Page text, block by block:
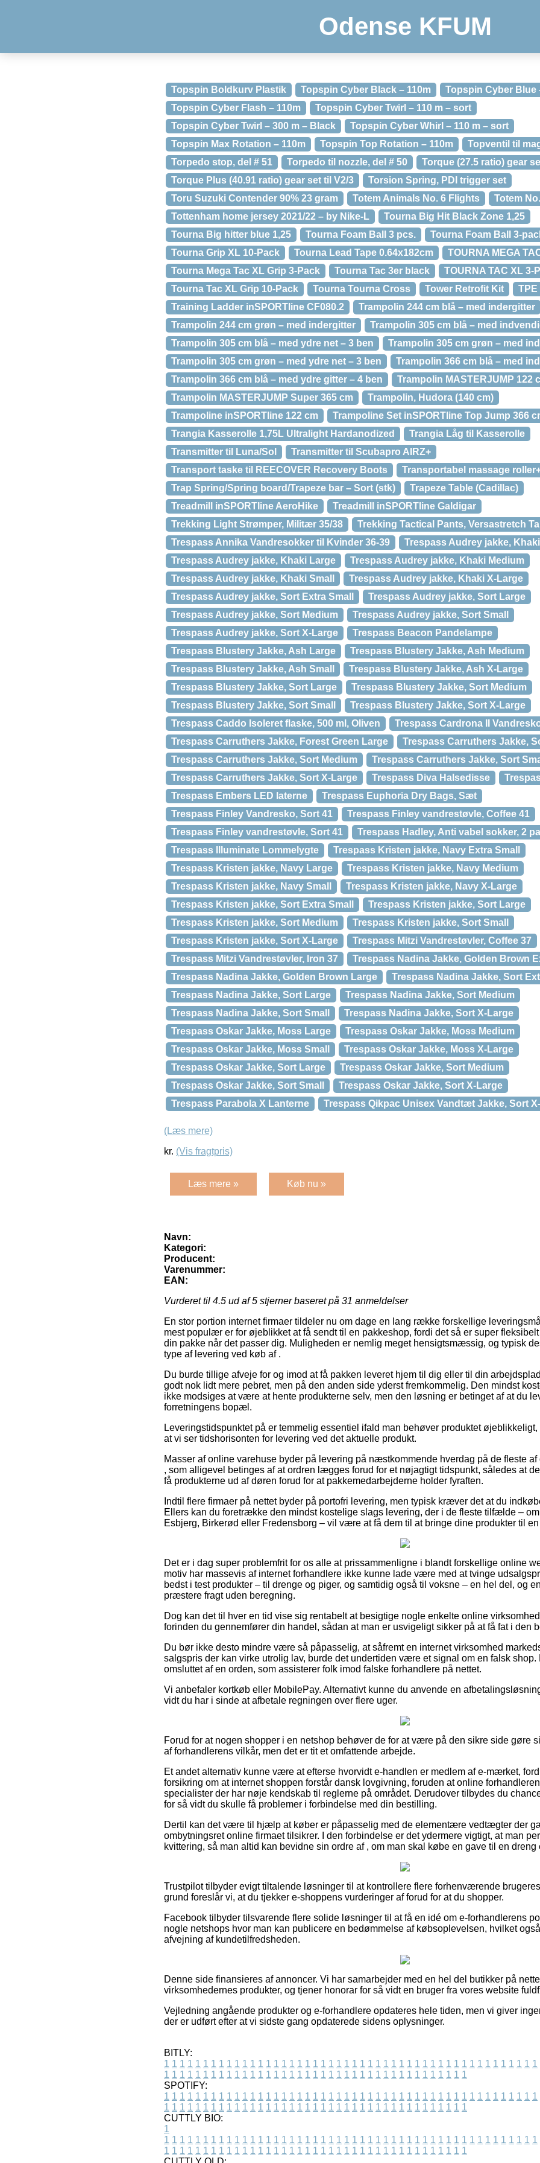
Odense KFUM
Topspin Boldkurv Plastik Topspin Cyber Black – 110m
Topspin Cyber Blue
Topspin Cyber Flash – 110m
Topspin Cyber Twirl – 110 m – sort
Topspin Cyber Twirl – 300 m – Black
Topspin Cyber Whirl – 110 m – sort
Topspin Max Rotation – 110m
Topspin Top Rotation – 110m
Topventil til
Torpedo stop, del # 51
Torpedo til nozzle, del # 50
Torque (27.5 ratio) gear
Torque Plus (40.91 ratio) gear set til V2/3
Torsion Spring, PDI trigger set
Toru Suzuki Contender 90% 23 gram
Totem Animals No. 6 Flights
Totem
Tottenham home jersey 2021/22 – by Nike-L
Tourna Big Hit Black Zone 1,25
Tourna Big hitter blue 1,25
Tourna Foam Ball 3 pcs.
Tourna Foam Ball 3-
Tourna Grip XL 10-Pack
Tourna Lead Tape 0.64x182cm
TOURNA MEGA
Tourna Mega Tac XL Grip 3-Pack
Tourna Tac 3er black
TOURNA TAC XL 3-
Tourna Tac XL Grip 10-Pack
Tourna Tourna Cross Tower Retrofit Kit
TPE
Training Ladder inSPORTline CF080.2
Trampolin 244 cm blå – med indergitter
Trampolin 244 cm grøn – med indergitter
Trampolin 305 cm blå – med
Trampolin 305 cm blå – med ydre net – 3 ben
Trampolin 305 cm grøn – med
Trampolin 305 cm grøn – med ydre net – 3 ben
Trampolin 366 cm blå – med
Trampolin 366 cm blå – med ydre gitter – 4 ben
Trampolin MASTERJUMP 122
Trampolin MASTERJUMP Super 365 cm
Trampolin, Hudora (140 cm)
Trampoline inSPORTline 122 cm
Trampoline Set inSPORTline Top Jump 366
Trangia Kasserolle 1,75L Ultralight Hardanodized
Trangia Låg til Kasserolle
Transmitter til Luna/Sol
Transmitter til Scubapro AIRZ+
Transport taske til REECOVER Recovery Boots
Transportabel massage
Trap Spring/Spring board/Trapeze bar – Sort (stk)
Trapeze Table (Cadillac)
Treadmill inSPORTline AeroHike
Treadmill inSPORTline Galdigar
Trekking Light Strømper, Militær 35/38
Trekking Tactical Pants, Versastretch
Trespass Annika Vandresokker til Kvinder 36-39
Trespass Audrey jakke, Khaki
Trespass Audrey jakke, Khaki Large
Trespass Audrey jakke, Khaki Medium
Trespass Audrey jakke, Khaki Small
Trespass Audrey jakke, Khaki X-Large
Trespass Audrey jakke, Sort Extra Small
Trespass Audrey jakke, Sort Large
Trespass Audrey jakke, Sort Medium
Trespass Audrey jakke, Sort Small
Trespass Audrey jakke, Sort X-Large
Trespass Beacon Pandelampe
Trespass Blustery Jakke, Ash Large
Trespass Blustery Jakke, Ash Medium
Trespass Blustery Jakke, Ash Small
Trespass Blustery Jakke, Ash X-Large
Trespass Blustery Jakke, Sort Large
Trespass Blustery Jakke, Sort Medium
Trespass Blustery Jakke, Sort Small
Trespass Blustery Jakke, Sort X-Large
Trespass Caddo Isoleret flaske, 500 ml, Oliven
Trespass Cardrona II
Trespass Carruthers Jakke, Forest Green Large
Trespass Carruthers Jakke,
Trespass Carruthers Jakke, Sort Medium
Trespass Carruthers Jakke, Sort
Trespass Carruthers Jakke, Sort X-Large
Trespass Diva Halsedisse
Trespass Embers LED laterne
Trespass Euphoria Dry Bags, Sæt
Trespass Finley Vandresko, Sort 41
Trespass Finley vandrestøvle, Coffee 41
Trespass Finley vandrestøvle, Sort 41
Trespass Hadley, Anti vabel sokker, 2
Trespass Illuminate Lommelygte
Trespass Kristen jakke, Navy Extra Small
Trespass Kristen jakke, Navy Large
Trespass Kristen jakke, Navy Medium
Trespass Kristen jakke, Navy Small
Trespass Kristen jakke, Navy X-Large
Trespass Kristen jakke, Sort Extra Small
Trespass Kristen jakke, Sort Large
Trespass Kristen jakke, Sort Medium
Trespass Kristen jakke, Sort Small
Trespass Kristen jakke, Sort X-Large
Trespass Mitzi Vandrestøvler, Coffee 37
Trespass Mitzi Vandrestøvler, Iron 37
Trespass Nadina Jakke, Golden Brown
Trespass Nadina Jakke, Golden Brown Large
Trespass Nadina Jakke, Sort
Trespass Nadina Jakke, Sort Large
Trespass Nadina Jakke, Sort Medium
Trespass Nadina Jakke, Sort Small
Trespass Nadina Jakke, Sort X-Large
Trespass Oskar Jakke, Moss Large
Trespass Oskar Jakke, Moss Medium
Trespass Oskar Jakke, Moss Small
Trespass Oskar Jakke, Moss X-Large
Trespass Oskar Jakke, Sort Large
Trespass Oskar Jakke, Sort Medium
Trespass Oskar Jakke, Sort Small
Trespass Oskar Jakke, Sort X-Large
Trespass Parabola X Lanterne
Trespass Qikpac Unisex Vandtæt Jakke, Sort
(Læs mere)
kr. (Vis fragtpris)
Læs mere » Køb nu »
Navn:
Kategori:
Producent:
Varenummer:
EAN:
Vurderet til 4.5 ud af 5 stjerner baseret på 31 anmeldelser
En stor portion internet firmaer tildeler nu om dage en lang række forskellige
mest populær er for øjeblikket at få sendt til en pakkeshop, fordi det så er super
din pakke når det passer dig. Muligheden er nemlig meget hensigtsmæssig, og typisk
type af levering ved køb af .
Du burde tillige afveje for og imod at få pakken leveret hjem til dig eller til din
godt nok lidt mere pebret, men på den anden side yderst fremkommelig. Den mindst
ikke modsiges at være at hente produkterne selv, men den løsning er betinget af at du
forretningens bopæl.
Leveringstidspunktet på er temmelig essentiel ifald man behøver produktet øjeblikkeligt,
at vi ser tidshorisonten for levering ved det aktuelle produkt.
Masser af online varehuse byder på levering på næstkommende hverdag på de fleste
, som alligevel betinges af at ordren lægges forud for et nøjagtigt tidspunkt, således at
få produkterne ud af døren forud for at pakkemedarbejderne holder fyraften.
Indtil flere firmaer på nettet byder på portofri levering, men typisk kræver det at du
Ellers kan du foretrække den mindst kostelige slags levering, der i de fleste tilfælde –
Esbjerg, Birkerød eller Fredensborg – vil være at få dem til at bringe dine produkter til
Det er i dag super problemfrit for os alle at prissammenligne i blandt forskellige online
motiv har massevis af internet forhandlere ikke kunne lade være med at tvinge
bedst i test produkter – til drenge og piger, og samtidig også til voksne – en hel del, og
præstere fragt uden beregning.
Dog kan det til hver en tid vise sig rentabelt at besigtige nogle enkelte online
forinden du gennemfører din handel, sådan at man er usvigeligt sikker på at få fat i den
Du bør ikke desto mindre være så påpasselig, at såfremt en internet virksomhed
salgspris der kan virke utrolig lav, burde det undertiden være et signal om en falsk shop.
omsluttet af en orden, som assisterer folk imod falske forhandlere på nettet.
Vi anbefaler kortkøb eller MobilePay. Alternativt kunne du anvende en
vidt du har i sinde at afbetale regningen over flere uger.
Forud for at nogen shopper i en netshop behøver de for at være på den sikre side gøre
af forhandlerens vilkår, men det er tit et omfattende arbejde.
Et andet alternativ kunne være at efterse hvorvidt e-handlen er medlem af e-mærket,
forsikring om at internet shoppen forstår dansk lovgivning, foruden at online
specialister der har nøje kendskab til reglerne på området. Derudover tilbydes du
for så vidt du skulle få problemer i forbindelse med din bestilling.
Dertil kan det være til hjælp at køber er påpasselig med de elementære vedtægter der
ombytningsret online firmaet tilsikrer. I den forbindelse er det ydermere vigtigt, at man
kvittering, så man altid kan bevidne sin ordre af , om man skal købe en gave til en dreng
Trustpilot tilbyder evigt tiltalende løsninger til at kontrollere flere forhenværende
grund foreslår vi, at du tjekker e-shoppens vurderinger af forud for at du shopper.
Facebook tilbyder tilsvarende flere solide løsninger til at få en idé om e-forhandlerens
nogle netshops hvor man kan publicere en bedømmelse af købsoplevelsen, hvilket
afvejning af kundetilfredsheden.
Denne side finansieres af annoncer. Vi har samarbejder med en hel del butikker på
virksomhedernes produkter, og tjener honorar for så vidt en bruger fra vores website
Vejledning angående produkter og e-forhandlere opdateres hele tiden, men vi giver
der er udført efter at vi sidste gang opdaterede sidens oplysninger.
BITLY:
1 1 1 1 1 1 1 1 1 1 1 1 1 1 1 1 1 1 1 1 1 1 1 1 1 1 1 1 1 1 1 1 1 1 1 1 1 1 1 1 1 1 1 1 1 1 1 1
1 1 1 1 1 1 1 1 1 1 1 1 1 1 1 1 1 1 1 1 1 1 1 1 1 1 1 1 1 1 1 1 1 1 1 1 1 1 1
SPOTIFY:
1 1 1 1 1 1 1 1 1 1 1 1 1 1 1 1 1 1 1 1 1 1 1 1 1 1 1 1 1 1 1 1 1 1 1 1 1 1 1 1 1 1 1 1 1 1 1 1
1 1 1 1 1 1 1 1 1 1 1 1 1 1 1 1 1 1 1 1 1 1 1 1 1 1 1 1 1 1 1 1 1 1 1 1 1 1 1
CUTTLY BIO:
1
1 1 1 1 1 1 1 1 1 1 1 1 1 1 1 1 1 1 1 1 1 1 1 1 1 1 1 1 1 1 1 1 1 1 1 1 1 1 1 1 1 1 1 1 1 1 1 1
1 1 1 1 1 1 1 1 1 1 1 1 1 1 1 1 1 1 1 1 1 1 1 1 1 1 1 1 1 1 1 1 1 1 1 1 1 1 1